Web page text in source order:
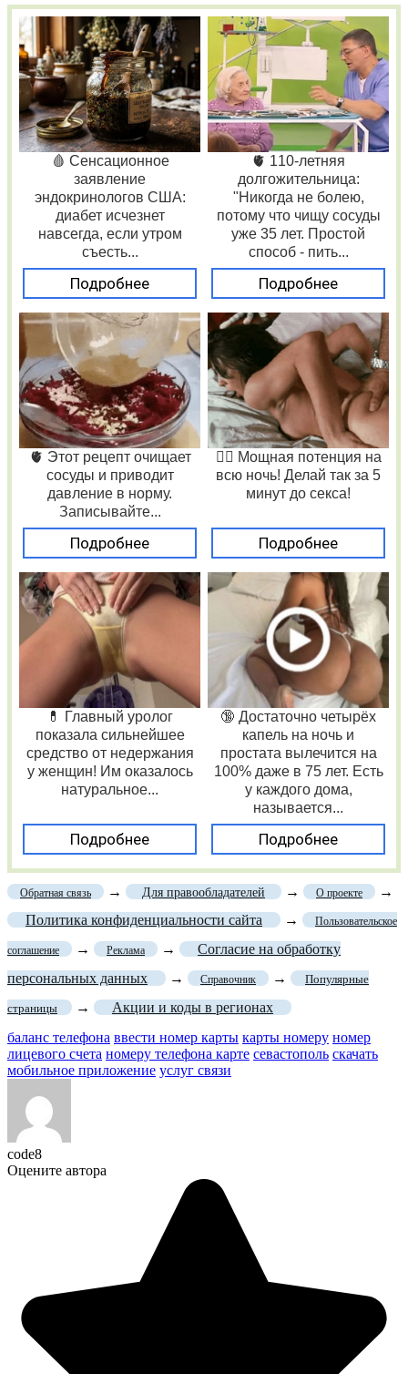
🩸 Сенсационное
заявление
эндокринологов США:
диабет исчезнет
навсегда, если утром
съесть...
Подробнее
🫀 110-летняя
долгожительница:
"Никогда не болею,
потому что чищу сосуды
уже 35 лет. Простой
способ - пить...
Подробнее
🫀 Этот рецепт очищает
сосуды и приводит
давление в норму.
Записывайте...
Подробнее
❤️‍🔥 Мощная потенция на
всю ночь! Делай так за 5
минут до секса!
Подробнее
💊 Главный уролог
показала сильнейшее
средство от недержания
у женщин! Им оказалось
натуральное...
Подробнее
🔞 Достаточно четырёх
капель на ночь и
простата вылечится на
100% даже в 75 лет. Есть
у каждого дома,
называется...
Подробнее
Обратная связь → Для правообладателей → О проекте
→
Политика конфиденциальности сайта
→ Пользовательское
соглашение → Реклама →
Согласие на обработку
персональных данных
→ Справочник → Популярные
страницы →
Акции и коды в регионах
баланс телефона ввести номер карты карты номеру номер
лицевого счета номеру телефона карте севастополь скачать
мобильное приложение услуг связи
code8
Оцените автора